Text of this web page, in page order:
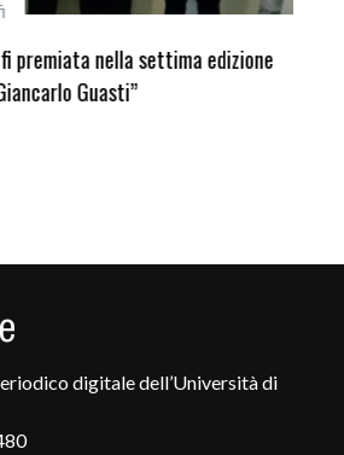
nella settima edizione
Guasti”
digitale dell’Università di